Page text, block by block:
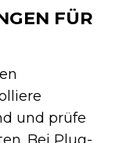
FÜR
und prüfe
Bei Plug-